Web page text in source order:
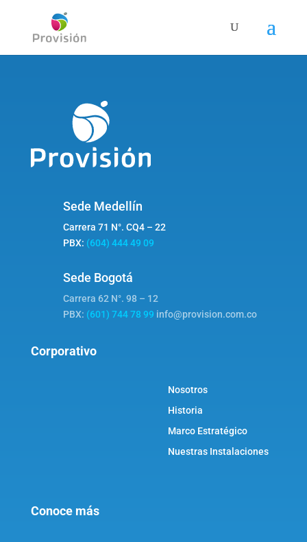
Sede Medellín
Carrera 71 N°. CQ4 – 22
PBX: (604) 444 49 09
Sede Bogotá
Carrera 62 N°. 98 – 12
PBX: (601) 744 78 99 info@provision.com.co
Corporativo
Nosotros
Historia
Marco Estratégico
Nuestras Instalaciones
Conoce más